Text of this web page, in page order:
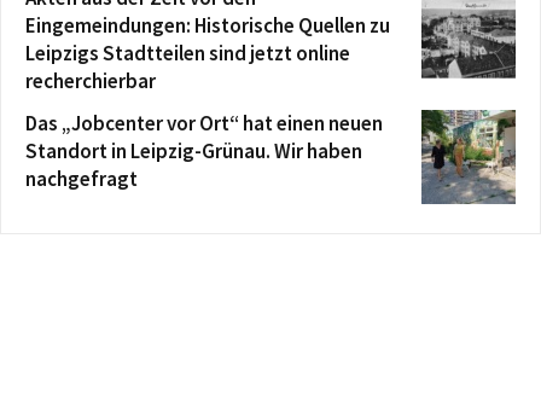
Eingemeindungen: Historische Quellen zu
Leipzigs Stadtteilen sind jetzt online
recherchierbar
Das „Jobcenter vor Ort“ hat einen neuen
Standort in Leipzig-Grünau. Wir haben
nachgefragt